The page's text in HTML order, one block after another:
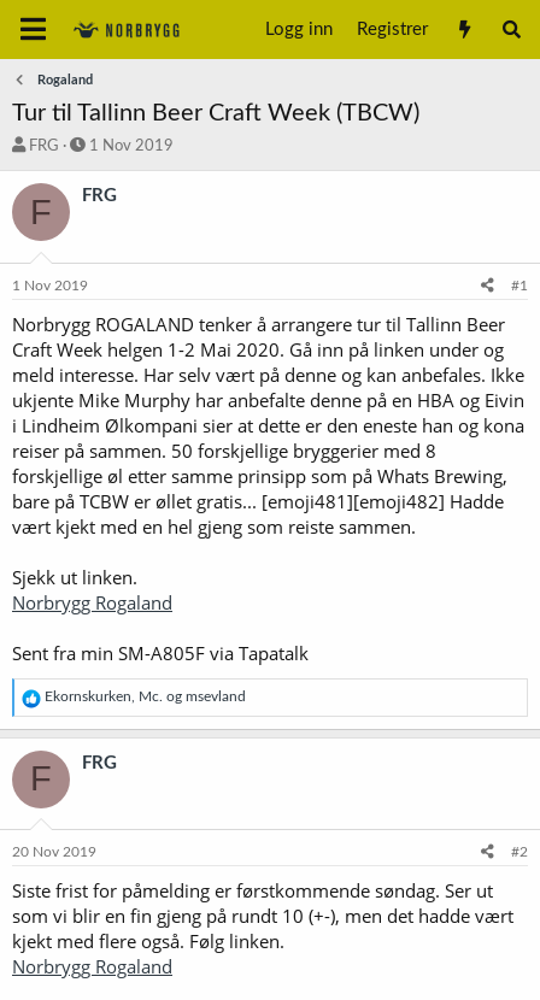
Logg inn Registrer
Rogaland
Tur til Tallinn Beer Craft Week (TBCW)
T
å
t
r
FRG
S
a
o
1 Nov 2019
F FRG
1 Nov 2019 #1
Norbrygg ROGALAND tenker å arrangere tur til Tallinn Beer
Craft Week helgen 1-2 Mai 2020. Gå inn på linken under og
meld interesse. Har selv vært på denne og kan anbefales. Ikke
ukjente Mike Murphy har anbefalte denne på en HBA og Eivin
i Lindheim Ølkompani sier at dette er den eneste han og kona
reiser på sammen. 50 forskjellige bryggerier med 8
forskjellige øl etter samme prinsipp som på Whats Brewing,
bare på TCBW er øllet gratis... [emoji481][emoji482] Hadde
vært kjekt med en hel gjeng som reiste sammen.
Sjekk ut linken.
Norbrygg Rogaland
Sent fra min SM-A805F via Tapatalk
R
e
a
k
s
o
e
:
Ekornskurken Mc. og msevland
F FRG
20 Nov 2019 #2
Siste frist for påmelding er førstkommende søndag. Ser ut
som vi blir en fin gjeng på rundt 10 (+-), men det hadde vært
kjekt med flere også. Følg linken.
Norbrygg Rogaland